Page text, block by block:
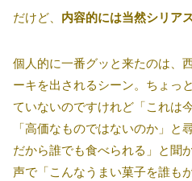
だけど、 内容的には当然シリア
個人的に一番グッと来たのは、
ーキを出されるシーン。ちょっ
ていないのですけれど「これは
「高価なものではないのか」と
だから誰でも食べられる」と聞
声で「こんなうまい菓子を誰も